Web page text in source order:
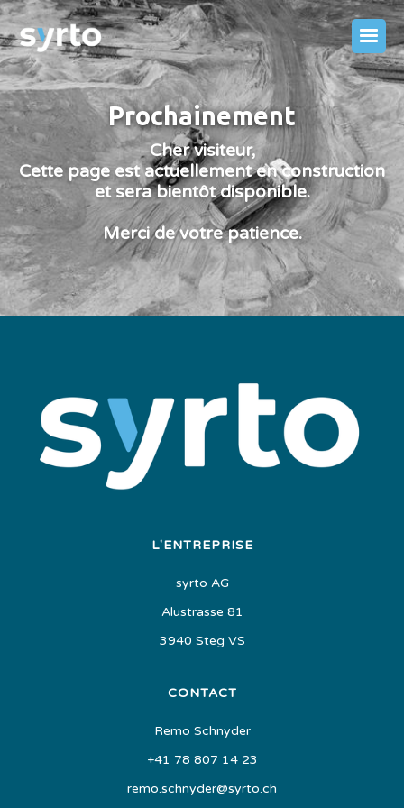
Prochainement
Cher visiteur,
Cette page est actuellement en construction
et sera bientôt disponible.
Merci de votre patience.
L'ENTREPRISE
syrto AG
Alustrasse 81
3940 Steg VS
CONTACT
Remo Schnyder
+41 78 807 14 23
remo.schnyder@syrto.ch